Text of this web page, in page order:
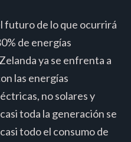
futuro de lo que ocurrirá
de energías
ya se enfrenta a
las energías
no solares y
toda la generación se
todo el consumo de